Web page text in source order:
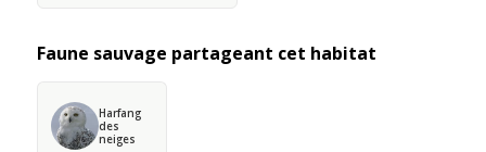
Faune sauvage partageant cet habitat
Harfang
des
neiges